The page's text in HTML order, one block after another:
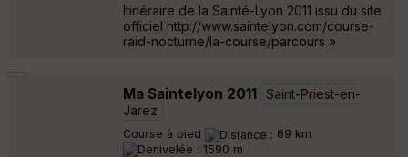
Itinéraire de la Sainté-Lyon 2011 issu du site
officiel http://www.saintelyon.com/course-
raid-nocturne/la-course/parcours »
Ma Saintelyon 2011
Saint-Priest-en-
Jarez
Course à pied
69 km
1590 m